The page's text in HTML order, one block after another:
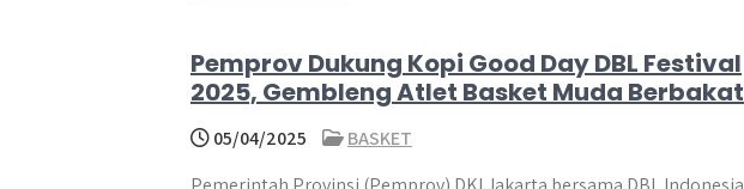
Pemprov Dukung Kopi Good Day DBL Festival
2025, Gembleng Atlet Basket Muda Berbakat
05/04/2025
BASKET